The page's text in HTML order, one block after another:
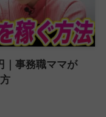
｜事務職ママが